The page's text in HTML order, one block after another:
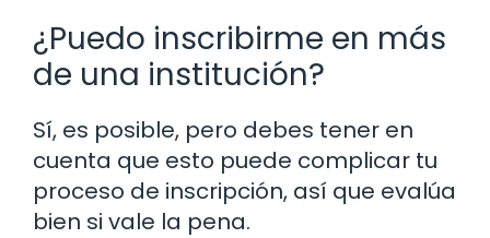
¿Puedo inscribirme en más
de una institución?
Sí, es posible, pero debes tener en
cuenta que esto puede complicar tu
proceso de inscripción, así que evalúa
bien si vale la pena.